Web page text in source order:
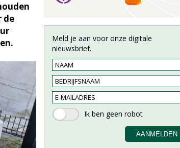
de
Meld je aan voor onze digitale
nieuwsbrief.